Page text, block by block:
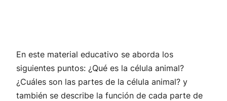
En este material educativo se aborda los
siguientes puntos: ¿Qué es la célula animal?
¿Cuáles son las partes de la célula animal? y
también se describe la función de cada parte de